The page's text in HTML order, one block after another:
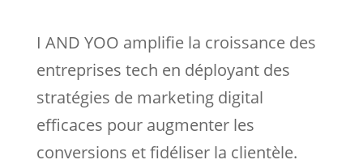
I AND YOO amplifie la croissance des
entreprises tech en déployant des
stratégies de marketing digital
efficaces pour augmenter les
conversions et fidéliser la clientèle.